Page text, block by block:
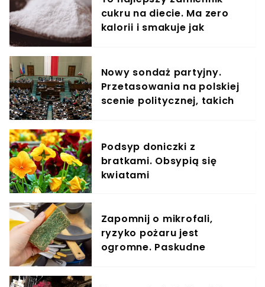
cukru na diecie. Ma zero
kalorii i smakuje jak
Nowy sondaż partyjny.
Przetasowania na polskiej
scenie politycznej, takich
Podsyp doniczki z
bratkami. Obsypią się
kwiatami
Zapomnij o mikrofali,
ryzyko pożaru jest
ogromne. Paskudne